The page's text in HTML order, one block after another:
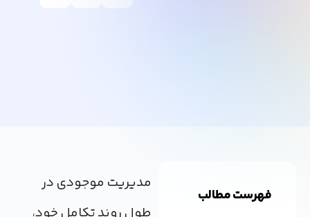
مدیریت موجودی در
فهرست مطالب